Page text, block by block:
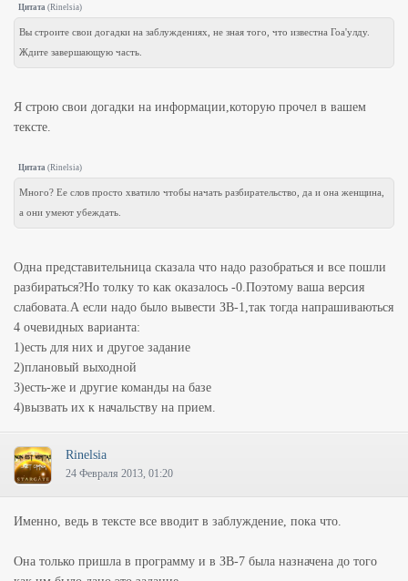
Цитата (Rinelsia)
Вы строите свои догадки на заблуждениях, не зная того, что известна Гоа'улду.
Ждите завершающую часть.
Я строю свои догадки на информации,которую прочел в вашем
тексте.
Цитата (Rinelsia)
Много? Ее слов просто хватило чтобы начать разбирательство, да и она женщина,
а они умеют убеждать.
Одна представительница сказала что надо разобраться и все пошли
разбираться?Но толку то как оказалось -0.Поэтому ваша версия
слабовата.А если надо было вывести ЗВ-1,так тогда напрашиваються
4 очевидных варианта:
1)есть для них и другое задание
2)плановый выходной
3)есть-же и другие команды на базе
4)вызвать их к начальству на прием.
Rinelsia
24 Февраля 2013, 01:20
Именно, ведь в тексте все вводит в заблуждение, пока что.
Она только пришла в программу и в ЗВ-7 была назначена до того